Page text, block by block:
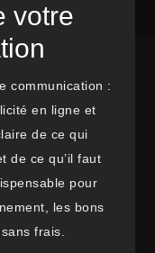
votre
communication :
en ligne et
de ce qui
de ce qu’il faut
pour
les bons
frais.